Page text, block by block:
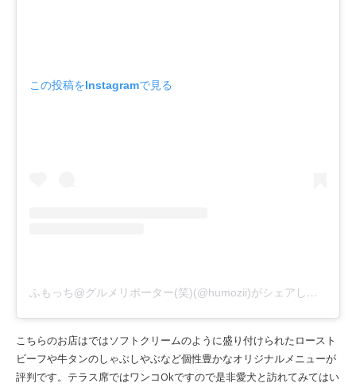
この投稿をInstagramで見る
ふもっち@グルメリポーター(笑)(@humozii)がシェアした投稿
こちらのお店はではソフトクリームのように盛り付けられたロースト
ビーフや牛タンのしゃぶしやぶなど個性豊かなオリジナルメニューが
評判です。テラス席ではワンコOkですので是非愛犬と訪れてみてはい